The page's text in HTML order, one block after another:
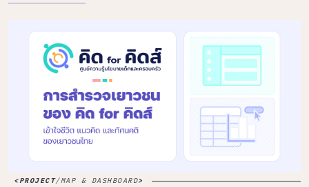
PROJECT/MAP & DASHBOARD